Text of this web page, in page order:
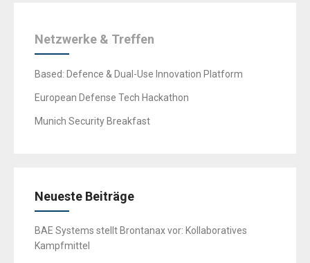
Netzwerke & Treffen
Based: Defence & Dual-Use Innovation Platform
European Defense Tech Hackathon
Munich Security Breakfast
Neueste Beiträge
BAE Systems stellt Brontanax vor: Kollaboratives
Kampfmittel